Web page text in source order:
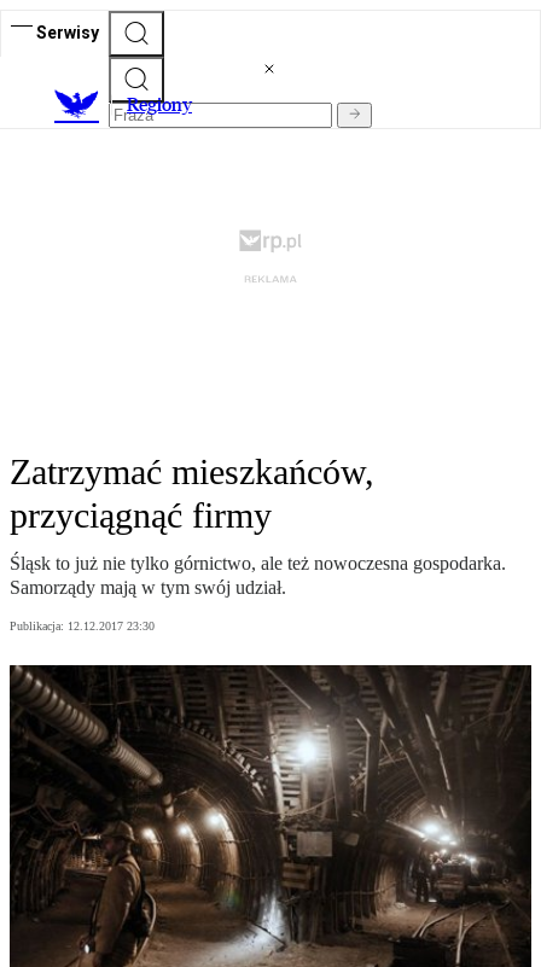
Serwisy
Regiony
Zatrzymać mieszkańców,
przyciągnąć firmy
Śląsk to już nie tylko górnictwo, ale też nowoczesna gospodarka.
Samorządy mają w tym swój udział.
Publikacja: 12.12.2017 23:30